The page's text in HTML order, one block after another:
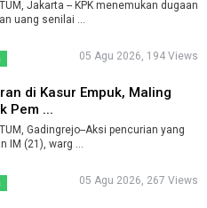
Jakarta -- KPK menemukan dugaan
pemberian uang senilai ...
05 Agu 2026, 194 Views
di Kasur Empuk, Maling
Pem ...
Gadingrejo--Aksi pencurian yang
IM (21), warg ...
05 Agu 2026, 267 Views